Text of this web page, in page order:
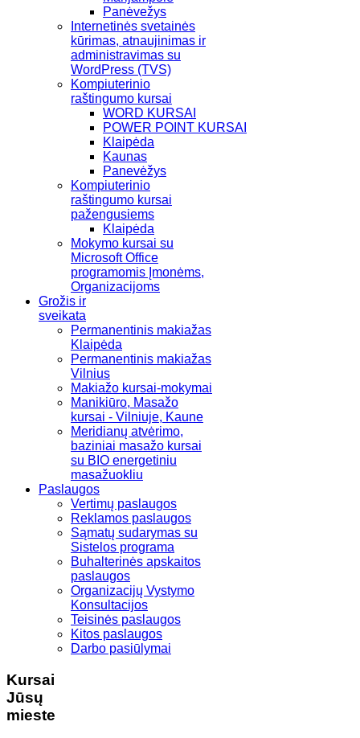
Panėvežys
Internetinės svetainės
kūrimas, atnaujinimas ir
administravimas su
WordPress (TVS)
Kompiuterinio
raštingumo kursai
WORD KURSAI
POWER POINT KURSAI
Klaipėda
Kaunas
Panevėžys
Kompiuterinio
raštingumo kursai
pažengusiems
Klaipėda
Mokymo kursai su
Microsoft Office
programomis Įmonėms,
Organizacijoms
Grožis ir
sveikata
Permanentinis makiažas
Klaipėda
Permanentinis makiažas
Vilnius
Makiažo kursai-mokymai
Manikiūro, Masažo
kursai - Vilniuje, Kaune
Meridianų atvėrimo,
baziniai masažo kursai
su BIO energetiniu
masažuokliu
Paslaugos
Vertimų paslaugos
Reklamos paslaugos
Sąmatų sudarymas su
Sistelos programa
Buhalterinės apskaitos
paslaugos
Organizacijų Vystymo
Konsultacijos
Teisinės paslaugos
Kitos paslaugos
Darbo pasiūlymai
Kursai
Jūsų
mieste